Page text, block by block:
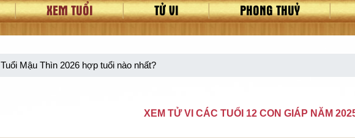
XEM TUỔI TỬ VI PHONG THUỶ
Tuổi Mậu Thìn 2026 hợp tuổi nào nhất?
XEM TỬ VI CÁC TUỔI 12 CON GIÁP NĂM